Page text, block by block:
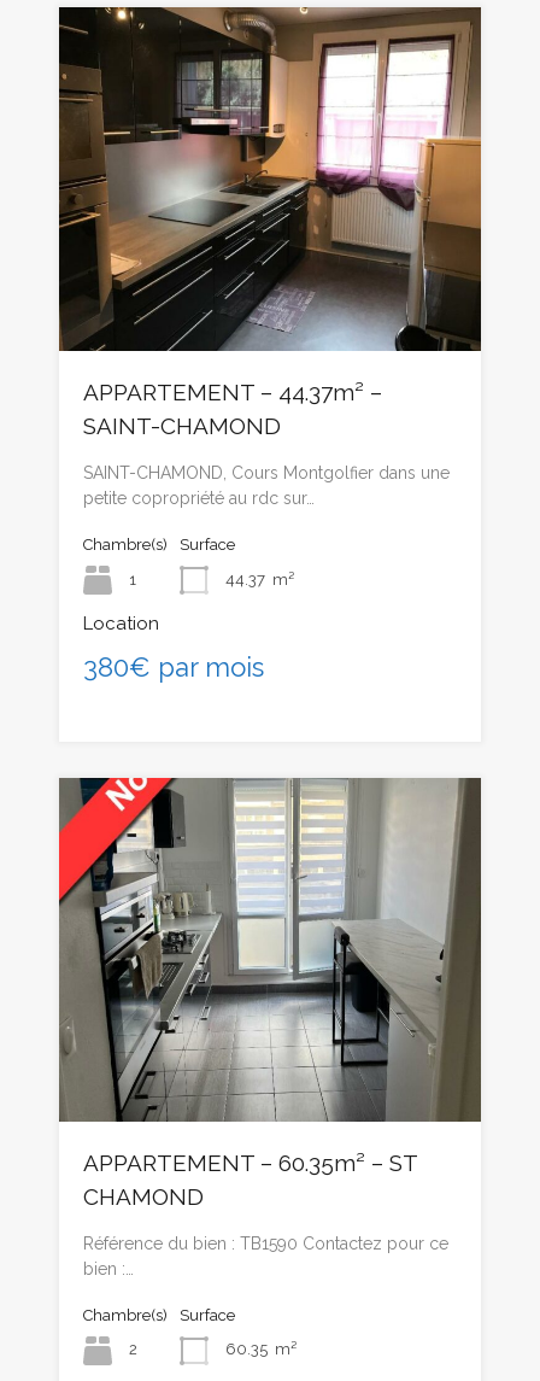
APPARTEMENT – 44.37m² –
SAINT-CHAMOND
SAINT-CHAMOND, Cours Montgolfier dans une
petite copropriété au rdc sur…
Chambre(s)
1
Surface
44.37 m²
Location
380€ par mois
APPARTEMENT – 60.35m² – ST
CHAMOND
Référence du bien : TB1590 Contactez pour ce
bien :…
Chambre(s)
2
Surface
60.35 m²